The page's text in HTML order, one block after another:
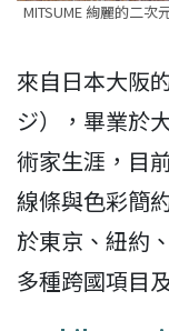
MITSUME 絢麗的二
來自日本大阪
ジ），畢業於
術家生涯，目
線條與色彩簡
於東京、紐約
多種跨國項目